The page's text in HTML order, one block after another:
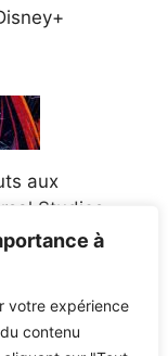
à
votre expérience
contenu
aux
Studios
après la